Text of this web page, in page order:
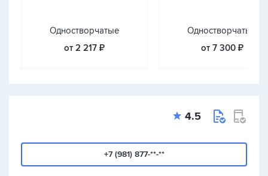
Одностворчатые
от 2 217 ₽
Одностворчатые
от 7 300 ₽
4.5
+7 (981) 877-**-**